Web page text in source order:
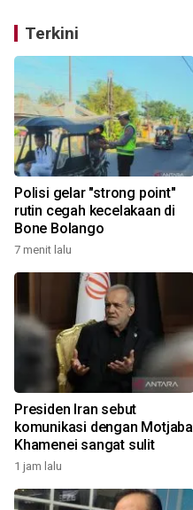
Terkini
Polisi gelar "strong point"
rutin cegah kecelakaan di
Bone Bolango
7 menit lalu
Presiden Iran sebut
komunikasi dengan Motjaba
Khamenei sangat sulit
1 jam lalu